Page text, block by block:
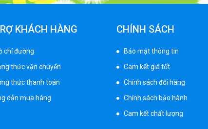
KHÁCH HÀNG
chỉ đường
thức vận chuyển
thức thanh toán
dẫn mua hàng
CHÍNH SÁCH
Bảo mật thông tin
Cam kết giá tốt
Chính sách đổi hàng
Chính sách bảo hành
Cam kết chất lượng